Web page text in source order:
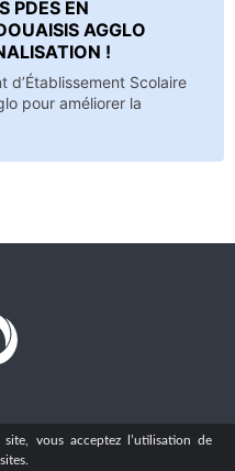
vous acceptez l’utilisation de
PDES EN
AGGLO
!
d’Établissement Scolaire
pour améliorer la